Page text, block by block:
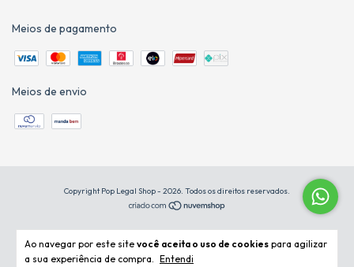
Ao navegar por este site você aceita o uso de cookies para agilizar
a sua experiência de compra. Entendi
Meios de pagamento
Meios de envio
Copyright Pop Legal Shop - 2026. Todos os direitos reservados.